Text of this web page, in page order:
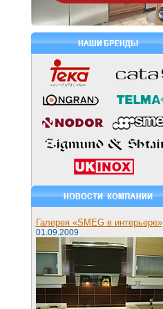
Галерея «SMEG в интерьере»
01.09.2009